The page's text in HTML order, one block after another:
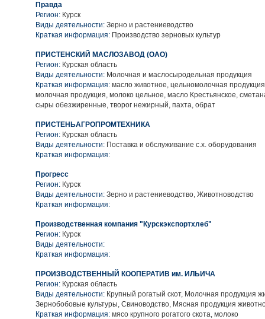
Правда
Регион: Курск
Виды деятельности: Зерно и растениеводство
Краткая информация: Производство зерновых культур
ПРИСТЕНСКИЙ МАСЛОЗАВОД (ОАО)
Регион: Курская область
Виды деятельности: Молочная и маслосыродельная продукция
Краткая информация: масло животное, цельномолочная
молочная продукция, молоко цельное, масло Крестьянское,
сыры обезжиренные, творог нежирный, пахта, обрат
ПРИСТЕНЬАГРОПРОМТЕХНИКА
Регион: Курская область
Виды деятельности: Поставка и обслуживание с.х. оборудования
Краткая информация:
Прогресс
Регион: Курск
Виды деятельности: Зерно и растениеводство, Животноводство
Краткая информация:
Производственная компания "Курскэкспортхлеб"
Регион: Курск
Виды деятельности:
Краткая информация:
ПРОИЗВОДСТВЕННЫЙ КООПЕРАТИВ им. ИЛЬИЧА
Регион: Курская область
Виды деятельности: Крупный рогатый скот, Молочная продукция
Зернобобовые культуры, Свиноводство, Мясная продукция
Краткая информация: мясо крупного рогатого скота, молоко